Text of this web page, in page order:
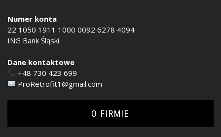
Numer konta
22 1050 1911 1000 0092 6278 4094
ING Bank Śląski
Dane kontaktowe
+48 730 423 699
ProRetrofit1@gmail.com
O FIRMIE